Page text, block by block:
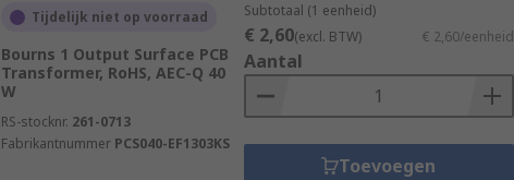
Tijdelijk niet op voorraad
Bourns 1 Output Surface PCB
Transformer, RoHS, AEC-Q 40
W
RS-stocknr. 261-0713
Fabrikantnummer PCS040-EF1303KS
Subtotaal (1 eenheid)
€ 2,60(excl. BTW) € 2,60/eenheid
Aantal
Toevoegen